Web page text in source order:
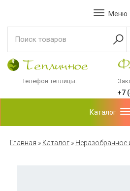
Меню
Телефон теплицы:
+7
Каталог
Главная » Каталог » Неразобранное